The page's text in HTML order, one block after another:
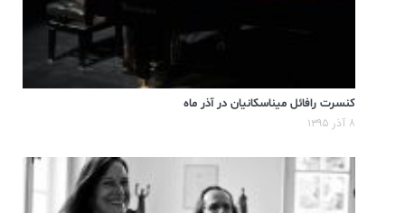
کنسرت رافائل میناسکانیان در آذر ماه
۸ آذر ۱۳۹۵